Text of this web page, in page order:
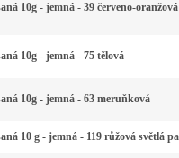
10g - jemná - 39 červeno-oranžová
10g - jemná - 75 tělová
10g - jemná - 63 meruňková
10 g - jemná - 119 růžová světlá